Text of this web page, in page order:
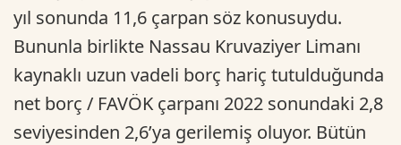
yıl sonunda 11,6 çarpan söz konusuydu.
Bununla birlikte Nassau Kruvaziyer Limanı
kaynaklı uzun vadeli borç hariç tutulduğunda
net borç / FAVÖK çarpanı 2022 sonundaki 2,8
seviyesinden 2,6’ya gerilemiş oluyor. Bütün